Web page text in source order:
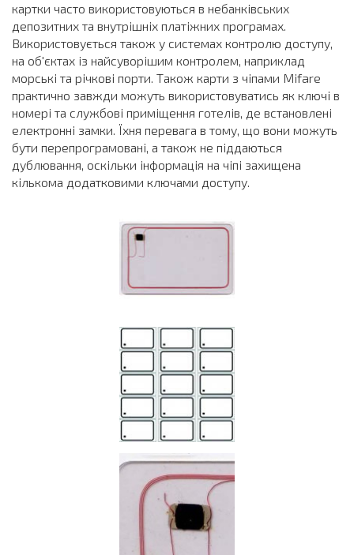
картки часто використовуються в небанківських
депозитних та внутрішніх платіжних програмах.
Використовується також у системах контролю доступу,
на об'єктах із найсуворішим контролем, наприклад
морські та річкові порти. Також карти з чіпами Mifare
практично завжди можуть використовуватись як ключі в
номері та службові приміщення готелів, де встановлені
електронні замки. Їхня перевага в тому, що вони можуть
бути перепрограмовані, а також не піддаються
дублювання, оскільки інформація на чіпі захищена
кількома додатковими ключами доступу.